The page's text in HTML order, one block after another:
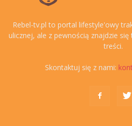
Rebel-tv.pl to portal lifestyle'owy
ulicznej, ale z pewnością znajdzie
treści.
Skontaktuj się z nami: